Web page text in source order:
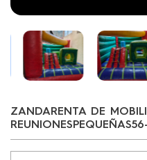
ZANDARENTA DE